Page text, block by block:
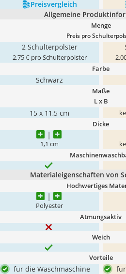
Preis­vergleich
Allgemeine
Menge
Preis pro
2 Schulterpolster
2,75 € pro Schulterpolster
Farbe
Schwarz
Maße
L x B
15 x 11,5 cm
Dicke
1,1 cm
Materialeigenschaften von
Hochwertiges
Polyester
Atmungsaktiv
Weich
Vorteile
für die Waschmaschine